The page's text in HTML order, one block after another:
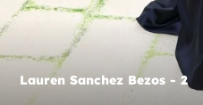
Lauren Sanchez Bezos - 2